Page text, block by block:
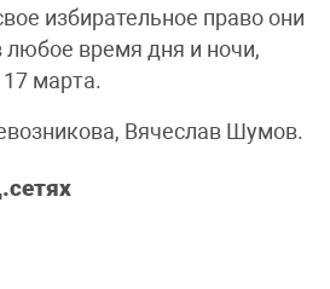
избирательное право они
любое время дня и ночи,
марта.
Вячеслав Шумов.